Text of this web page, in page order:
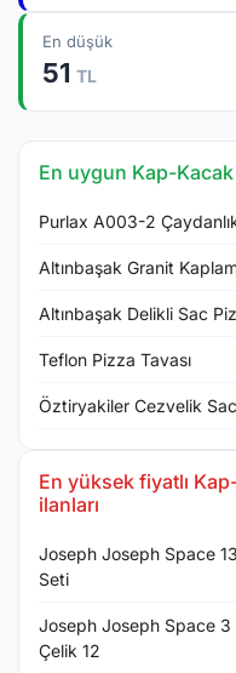
En düşük
51 TL
En uygun Kap-
Purlax A003-2
Altınbaşak Granit
Altınbaşak Delikli Sac
Teflon Pizza Tavası
Öztiryakiler Cezvelik
En yüksek fiyatlı
ilanları
Joseph Joseph Space
Seti
Joseph Joseph Space 3
Çelik 12